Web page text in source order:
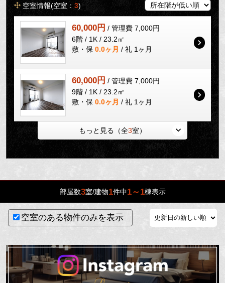
空室情報(空室：3)
60,000円 / 管理費 7,000円
6階 / 1K / 23.2㎡
敷・保 0.0ヶ月 / 礼 1ヶ月
60,000円 / 管理費 7,000円
9階 / 1K / 23.2㎡
敷・保 0.0ヶ月 / 礼 1ヶ月
もっと見る（全3室）
部屋数3室/建物1件中1～1棟表示
空室のある物件のみを表示